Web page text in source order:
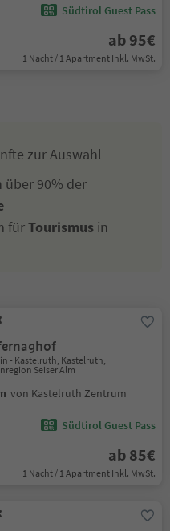
Südtirol Guest Pass
ab 95€
1 Nacht / 1 Apartment Inkl. MwSt.
zur Auswahl
über 90% der
fürTourismus in
- Kastelruth, Kastelruth,
Seiser Alm
von Kastelruth Zentrum
Südtirol Guest Pass
ab 85€
1 Nacht / 1 Apartment Inkl. MwSt.